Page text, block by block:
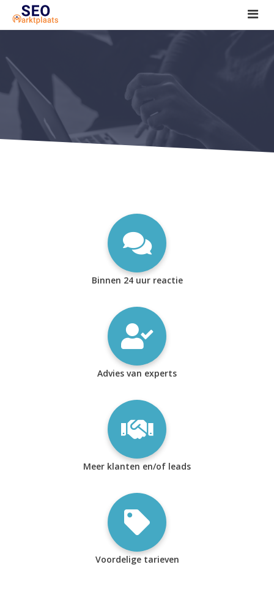
SEO tools reviews
Marketeer bij jou in de buurt?
Offerte
1. Seo voor beginners +
2. Onderzoeken +
Binnen 24 uur reactie
Advies van experts
Meer klanten en/of leads
Voordelige tarieven